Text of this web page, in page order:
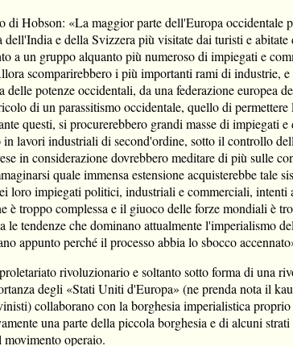
Hobson: «La maggior parte dell'Europa occidentale
e della Svizzera più visitate dai turisti e
un gruppo alquanto più numeroso di impiegati e
scomparirebbero i più importanti rami di industrie,
potenze occidentali, da una federazione europea
di un parassitismo occidentale, quello di
questi, si procurerebbero grandi masse di impiegati
lavori industriali di second'ordine, sotto il controllo
in considerazione dovrebbero meditare di più sulle
quale immensa estensione acquisterebbe tale
impiegati politici, industriali e commerciali, intenti
troppo complessa e il giuoco delle forze mondiali è
tendenze che dominano attualmente l'imperialismo
appunto perché il processo abbia lo sbocco
rivoluzionario e soltanto sotto forma di una
degli «Stati Uniti d'Europa» (ne prenda nota il
collaborano con la borghesia imperialistica
una parte della piccola borghesia e di alcuni
operaio.